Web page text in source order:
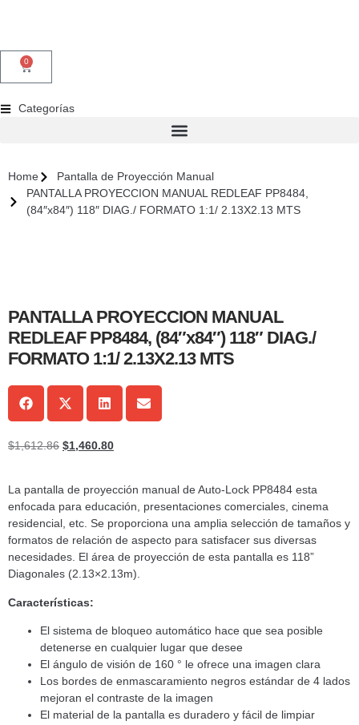
0
Categorías
Home
Pantalla de Proyección Manual
PANTALLA PROYECCION MANUAL REDLEAF PP8484,
(84″x84″) 118″ DIAG./ FORMATO 1:1/ 2.13X2.13 MTS
PANTALLA PROYECCION MANUAL
REDLEAF PP8484, (84″x84″) 118″ DIAG./
FORMATO 1:1/ 2.13X2.13 MTS
$1,612.86 $1,460.80
La pantalla de proyección manual de Auto-Lock PP8484 esta
enfocada para educación, presentaciones comerciales, cinema
residencial, etc. Se proporciona una amplia selección de tamaños y
formatos de relación de aspecto para satisfacer sus diversas
necesidades. El área de proyección de esta pantalla es 118”
Diagonales (2.13×2.13m).
Características:
El sistema de bloqueo automático hace que sea posible
detenerse en cualquier lugar que desee
El ángulo de visión de 160 ° le ofrece una imagen clara
Los bordes de enmascaramiento negros estándar de 4 lados
mejoran el contraste de la imagen
El material de la pantalla es duradero y fácil de limpiar